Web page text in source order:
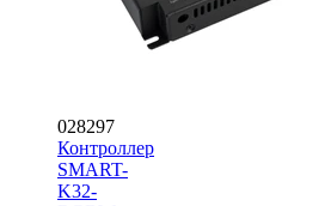
028297
Контроллер
SMART-
K32-